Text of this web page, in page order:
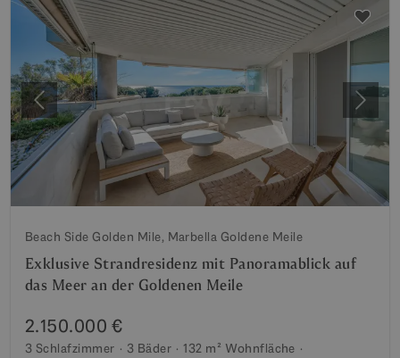
Vorherige
Beach Side Golden Mile, Marbella Goldene Meile
Exklusive Strandresidenz mit Panoramablick auf
das Meer an der Goldenen Meile
2.150.000 €
3 Schlafzimmer 3 Bäder 132 m² Wohnfläche